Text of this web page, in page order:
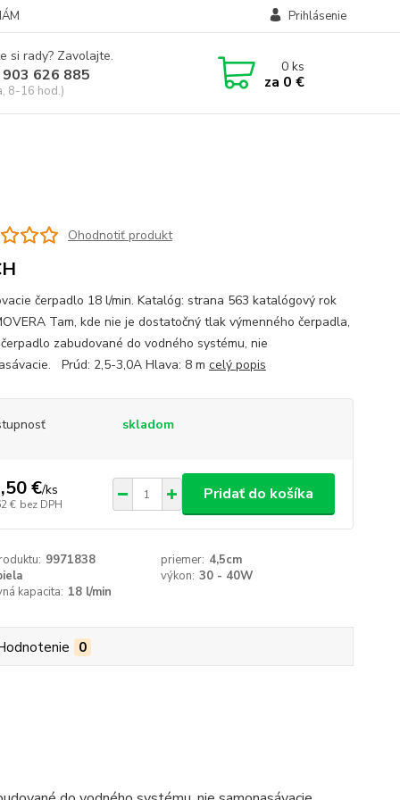
Prihlásenie
si rady? Zavolajte.
626 885
8-16 hod.)
0ks
za 0 €
Ohodnotiť produkt
čerpadlo 18 l/min. Katalóg: strana 563 katalógový rok
Tam, kde nie je dostatočný tlak výmenného čerpadla,
zabudované do vodného systému, nie
Prúd: 2,5-3,0A Hlava: 8 m celý popis
skladom
€/ks
€ bez DPH
Pridať do košíka
9971838 priemer: 4,5cm
výkon: 30 - 40W
kapacita: 18 l/min
0